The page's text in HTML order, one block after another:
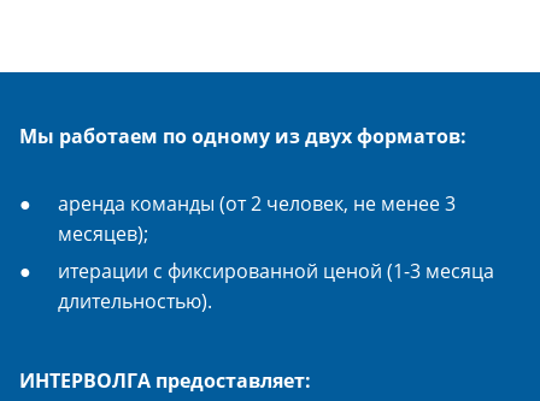
Мы работаем по одному из двух форматов:
аренда команды (от 2 человек, не менее 3
месяцев);
итерации с фиксированной ценой (1-3 месяца
длительностью).
ИНТЕРВОЛГА предоставляет: